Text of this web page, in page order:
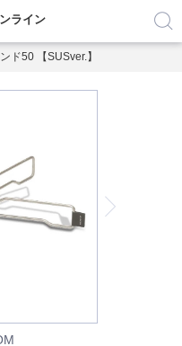
ライン
ド50 【SUSver.】